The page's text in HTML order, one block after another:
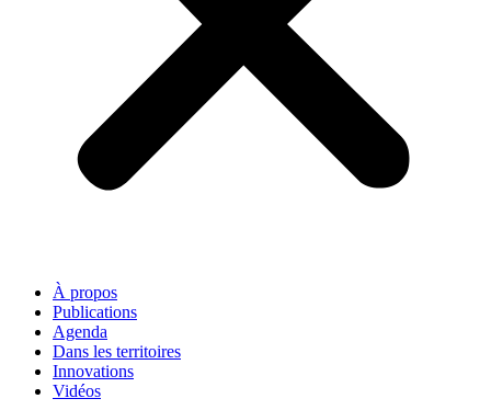
À propos
Publications
Agenda
Dans les territoires
Innovations
Vidéos